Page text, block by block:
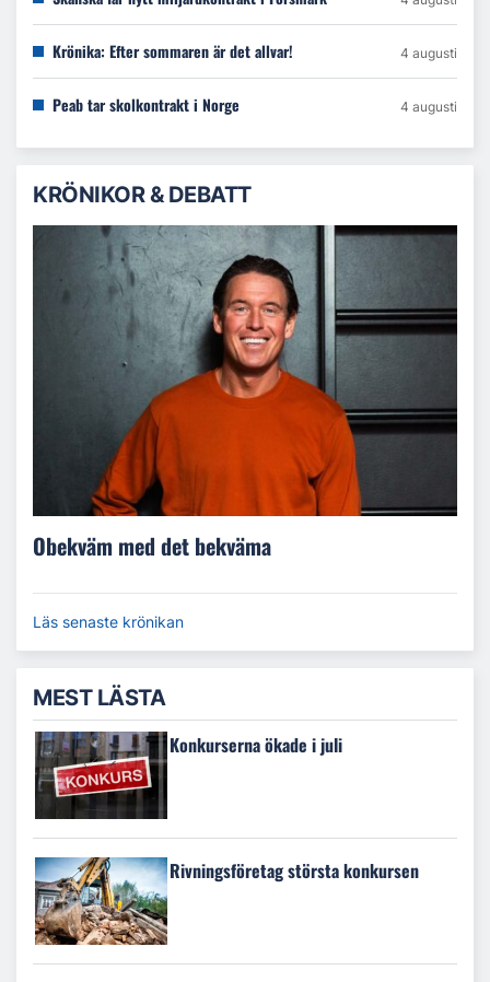
Krönika: Efter sommaren är det allvar! 4 augusti
Peab tar skolkontrakt i Norge 4 augusti
KRÖNIKOR & DEBATT
Obekväm med det bekväma
Läs senaste krönikan
MEST LÄSTA
Konkurserna ökade i juli
Rivningsföretag största konkursen